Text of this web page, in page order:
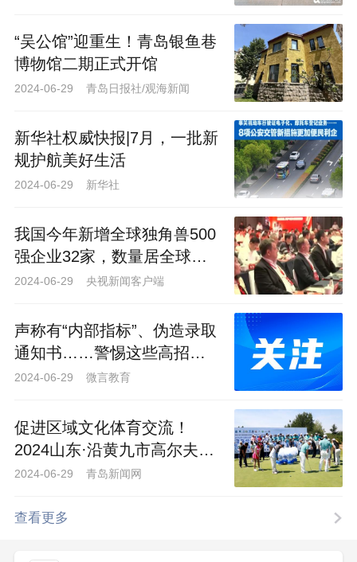
大会正式启动了2024年“数据要素×”大
“吴公馆”迎重生！青岛银鱼巷
博物馆二期正式开馆
2024-06-29 青岛日报社/观海新闻
新华社权威快报|7月，一批新
规护航美好生活
2024-06-29 新华社
我国今年新增全球独角兽500
强企业32家，数量居全球首
位
2024-06-29 央视新闻客户端
声称有“内部指标”、伪造录取
通知书……警惕这些高招骗
局
2024-06-29 微言教育
促进区域文化体育交流！
2024山东·沿黄九市高尔夫球
青岛公开赛开幕
2024-06-29 青岛新闻网
查看更多